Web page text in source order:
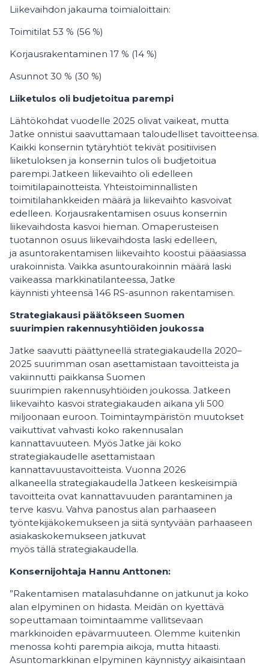
Liikevaihdon jakauma toimialoittain:
Toimitilat 53 % (56 %)
Korjausrakentaminen 17 % (14 %)
Asunnot 30 % (30 %)
Liiketulos oli budjetoitua parempi
Lähtökohdat vuodelle 2025 olivat vaikeat, mutta
Jatke onnistui saavuttamaan taloudelliset tavoitteensa.
Kaikki konsernin tytäryhtiöt tekivät positiivisen
liiketuloksen ja konsernin tulos oli budjetoitua
parempi. Jatkeen liikevaihto oli edelleen
toimitilapainotteista. Yhteistoiminnallisten
toimitilahankkeiden määrä ja liikevaihto kasvoivat
edelleen. Korjausrakentamisen osuus konsernin
liikevaihdosta kasvoi hieman. Omaperusteisen
tuotannon osuus liikevaihdosta laski edelleen,
ja asuntorakentamisen liikevaihto koostui pääasiassa
urakoinnista. Vaikka asuntourakoinnin määrä laski
vaikeassa markkinatilanteessa, Jatke
käynnisti yhteensä 146 RS-asunnon rakentamisen.
Strategiakausi päätökseen Suomen
suurimpien rakennusyhtiöiden joukossa
Jatke saavutti päättyneellä strategiakaudella 2020–
2025 suurimman osan asettamistaan tavoitteista ja
vakiinnutti paikkansa Suomen
suurimpien rakennusyhtiöiden joukossa. Jatkeen
liikevaihto kasvoi strategiakauden aikana yli 500
miljoonaan euroon. Toimintaympäristön muutokset
vaikuttivat vahvasti koko rakennusalan
kannattavuuteen. Myös Jatke jäi koko
strategiakaudelle asettamistaan
kannattavuustavoitteista. Vuonna 2026
alkaneella strategiakaudella Jatkeen keskeisimpiä
tavoitteita ovat kannattavuuden parantaminen ja
terve kasvu. Vahva panostus alan parhaaseen
työntekijäkokemukseen ja siitä syntyvään parhaaseen
asiakaskokemukseen jatkuvat
myös tällä strategiakaudella.
Konsernijohtaja Hannu Anttonen:
”Rakentamisen matalasuhdanne on jatkunut ja koko
alan elpyminen on hidasta. Meidän on kyettävä
sopeuttamaan toimintaamme vallitsevaan
markkinoiden epävarmuuteen. Olemme kuitenkin
menossa kohti parempia aikoja, mutta hitaasti.
Asuntomarkkinan elpyminen käynnistyy aikaisintaan